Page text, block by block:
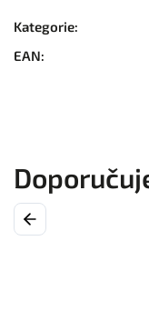
Kategorie:
EAN:
Previous